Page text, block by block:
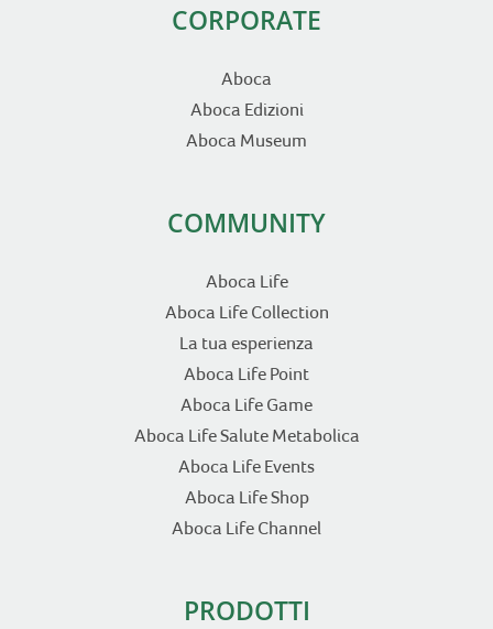
CORPORATE
Aboca
Aboca Edizioni
Aboca Museum
COMMUNITY
Aboca Life
Aboca Life Collection
La tua esperienza
Aboca Life Point
Aboca Life Game
Aboca Life Salute Metabolica
Aboca Life Events
Aboca Life Shop
Aboca Life Channel
PRODOTTI